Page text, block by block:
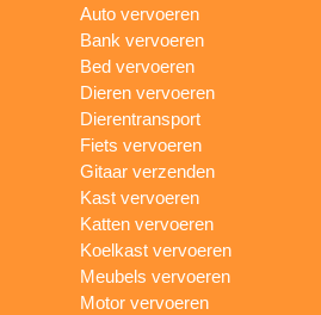
Auto vervoeren
Bank vervoeren
Bed vervoeren
Dieren vervoeren
Dierentransport
Fiets vervoeren
Gitaar verzenden
Kast vervoeren
Katten vervoeren
Koelkast vervoeren
Meubels vervoeren
Motor vervoeren